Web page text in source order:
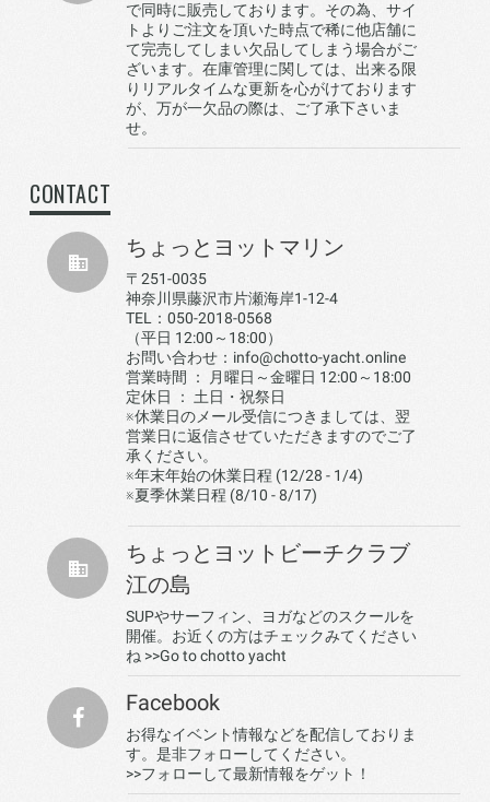
で同時に販売しております。その為、サイ
トよりご注文を頂いた時点で稀に他店舗に
て完売してしまい欠品してしまう場合がご
ざいます。在庫管理に関しては、出来る限
りリアルタイムな更新を心がけております
が、万が一欠品の際は、ご了承下さいま
せ。
CONTACT
ちょっとヨットマリン
〒251-0035
神奈川県藤沢市片瀬海岸1-12-4
TEL：050-2018-0568
（平日 12:00～18:00）
お問い合わせ：info@chotto-yacht.online
営業時間 ： 月曜日～金曜日 12:00～18:00
定休日 ： 土日・祝祭日
※休業日のメール受信につきましては、翌
営業日に返信させていただきますのでご了
承ください。
※年末年始の休業日程 (12/28 - 1/4)
※夏季休業日程 (8/10 - 8/17)
ちょっとヨットビーチクラブ
江の島
SUPやサーフィン、ヨガなどのスクールを
開催。お近くの方はチェックみてください
ね >>Go to chotto yacht
Facebook
お得なイベント情報などを配信しておりま
す。是非フォローしてください。
>>フォローして最新情報をゲット！